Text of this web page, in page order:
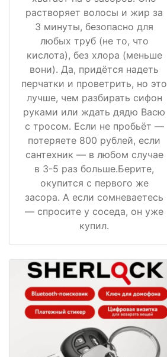
растворяет волосы и жир за
3 минуты, безопасно для
любых труб (не то, что
кислота), без хлора (меньше
вони). Да, придётся надеть
перчатки и проветрить, но это
лучше, чем разбирать сифон
руками или ждать дядю Васю
с тросом. Если не пробьёт —
потеряете 800 рублей, если
сантехник — в любом случае
в 3-5 раз больше.Берите,
окупится с первого же
засора. А если сомневаетесь
— спросите у соседа, он уже
купил.